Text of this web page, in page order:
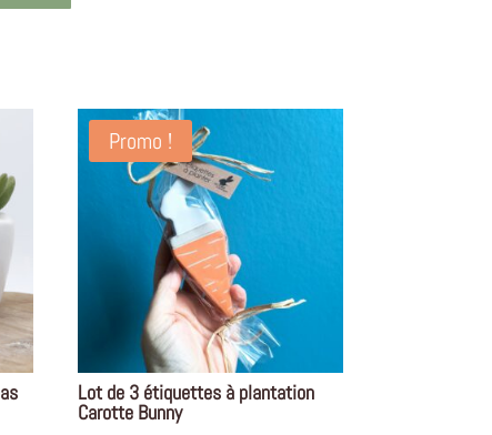
Promo !
Lot de 3 étiquettes à plantation
Carotte Bunny